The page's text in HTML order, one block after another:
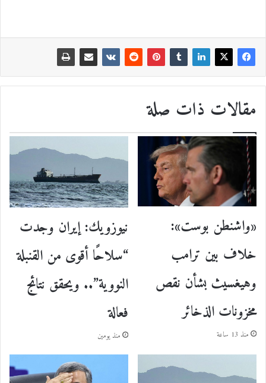
مقالات ذات صلة
«واشنطن بوست»:
خلاف بين ترامب
وهيغسيث بشأن نقص
مخزونات الذخائر
منذ 13 ساعة
نيوزويك: إيران وجدت
“سلاحًا أقوى من القنبلة
النووية”.. ويحقق نتائج
فعالة
منذ يومين